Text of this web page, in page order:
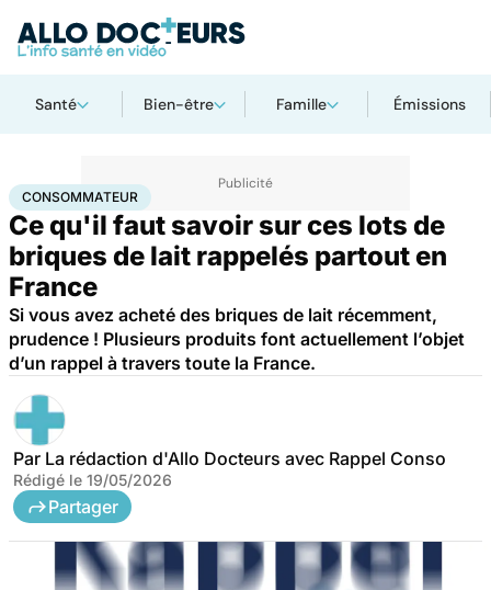
Santé Bien-être Famille Émissions
AccueilSantéConsommateur
CONSOMMATEUR
Ce qu'il faut savoir sur ces lots de
briques de lait rappelés partout en
France
Si vous avez acheté des briques de lait récemment,
prudence ! Plusieurs produits font actuellement l’objet
d’un rappel à travers toute la France.
Par La rédaction d'Allo Docteurs avec Rappel Conso
Rédigé le 19/05/2026
Partager